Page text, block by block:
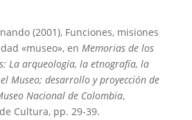
(2001), Funciones, misiones
«museo», en Memorias de los
La arqueología, la etnografía, la
Museo; desarrollo y proyección de
Nacional de Colombia,
Cultura, pp. 29-39.